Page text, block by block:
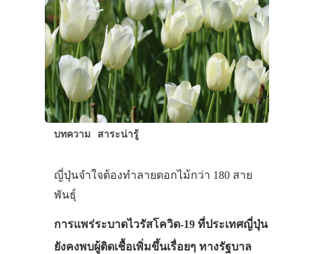
บทความ สาระน่ารู้
ญี่ปุ่นจำใจต้องทำลายดอกไม้กว่า 180 สาย
พันธุ์
การแพร่ระบาดไวรัสโควิด-19 ที่ประเทศญี่ปุ่น
ยังคงพบผู้ติดเชื้อเพิ่มขึ้นเรื่อยๆ ทางรัฐบาล